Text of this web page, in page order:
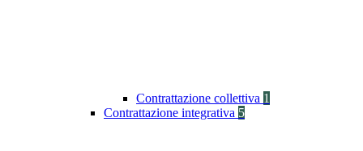
Contrattazione collettiva 1
Contrattazione integrativa 5